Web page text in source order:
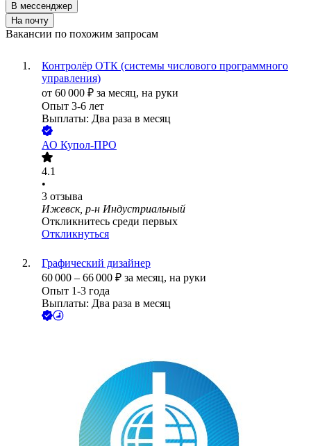
В мессенджер
На почту
Вакансии по похожим запросам
Контролёр ОТК (системы числового программного
управления)
от 60 000 ₽ за месяц, на руки
Опыт 3-6 лет
Выплаты: Два раза в месяц
АО Купол-ПРО
4.1
•
3 отзыва
Ижевск, р-н Индустриальный
Откликнитесь среди первых
Откликнуться
Графический дизайнер
60 000 – 66 000 ₽ за месяц, на руки
Опыт 1-3 года
Выплаты: Два раза в месяц